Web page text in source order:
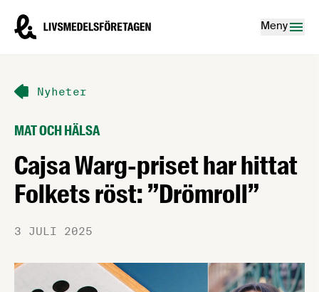
Livsmedelsföretagen – till startsidan
Meny
Nyheter
MAT OCH HÄLSA
Cajsa Warg-priset har hittat
Folkets röst: ”Drömroll”
3 JULI 2025